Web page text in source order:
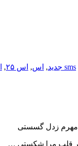
sms جدید , اس, اس ۲۵ ,
مهرم زدل گسستی
قلب مرا شکستی …